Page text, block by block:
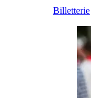
Billetterie